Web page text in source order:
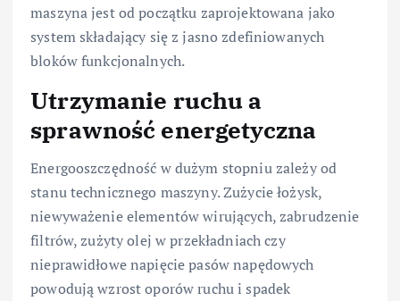
maszyna jest od początku zaprojektowana jako
system składający się z jasno zdefiniowanych
bloków funkcjonalnych.
Utrzymanie ruchu a
sprawność energetyczna
Energooszczędność w dużym stopniu zależy od
stanu technicznego maszyny. Zużycie łożysk,
niewyważenie elementów wirujących, zabrudzenie
filtrów, zużyty olej w przekładniach czy
nieprawidłowe napięcie pasów napędowych
powodują wzrost oporów ruchu i spadek